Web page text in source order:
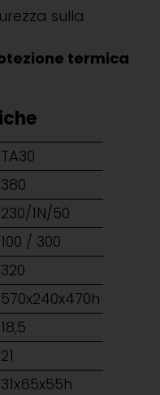
sulla
termica
TA30
380
230/1N/50
100 / 300
320
570x240x470h
18,5
21
31x65x55h